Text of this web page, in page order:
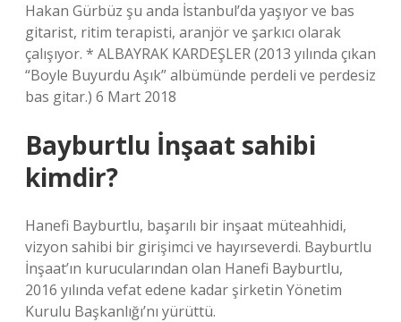
Hakan Gürbüz şu anda İstanbul’da yaşıyor ve bas
gitarist, ritim terapisti, aranjör ve şarkıcı olarak
çalışıyor. * ALBAYRAK KARDEŞLER (2013 yılında çıkan
“Boyle Buyurdu Aşık” albümünde perdeli ve perdesiz
bas gitar.) 6 Mart 2018
Bayburtlu İnşaat sahibi
kimdir?
Hanefi Bayburtlu, başarılı bir inşaat müteahhidi,
vizyon sahibi bir girişimci ve hayırseverdi. Bayburtlu
İnşaat’ın kurucularından olan Hanefi Bayburtlu,
2016 yılında vefat edene kadar şirketin Yönetim
Kurulu Başkanlığı’nı yürüttü.